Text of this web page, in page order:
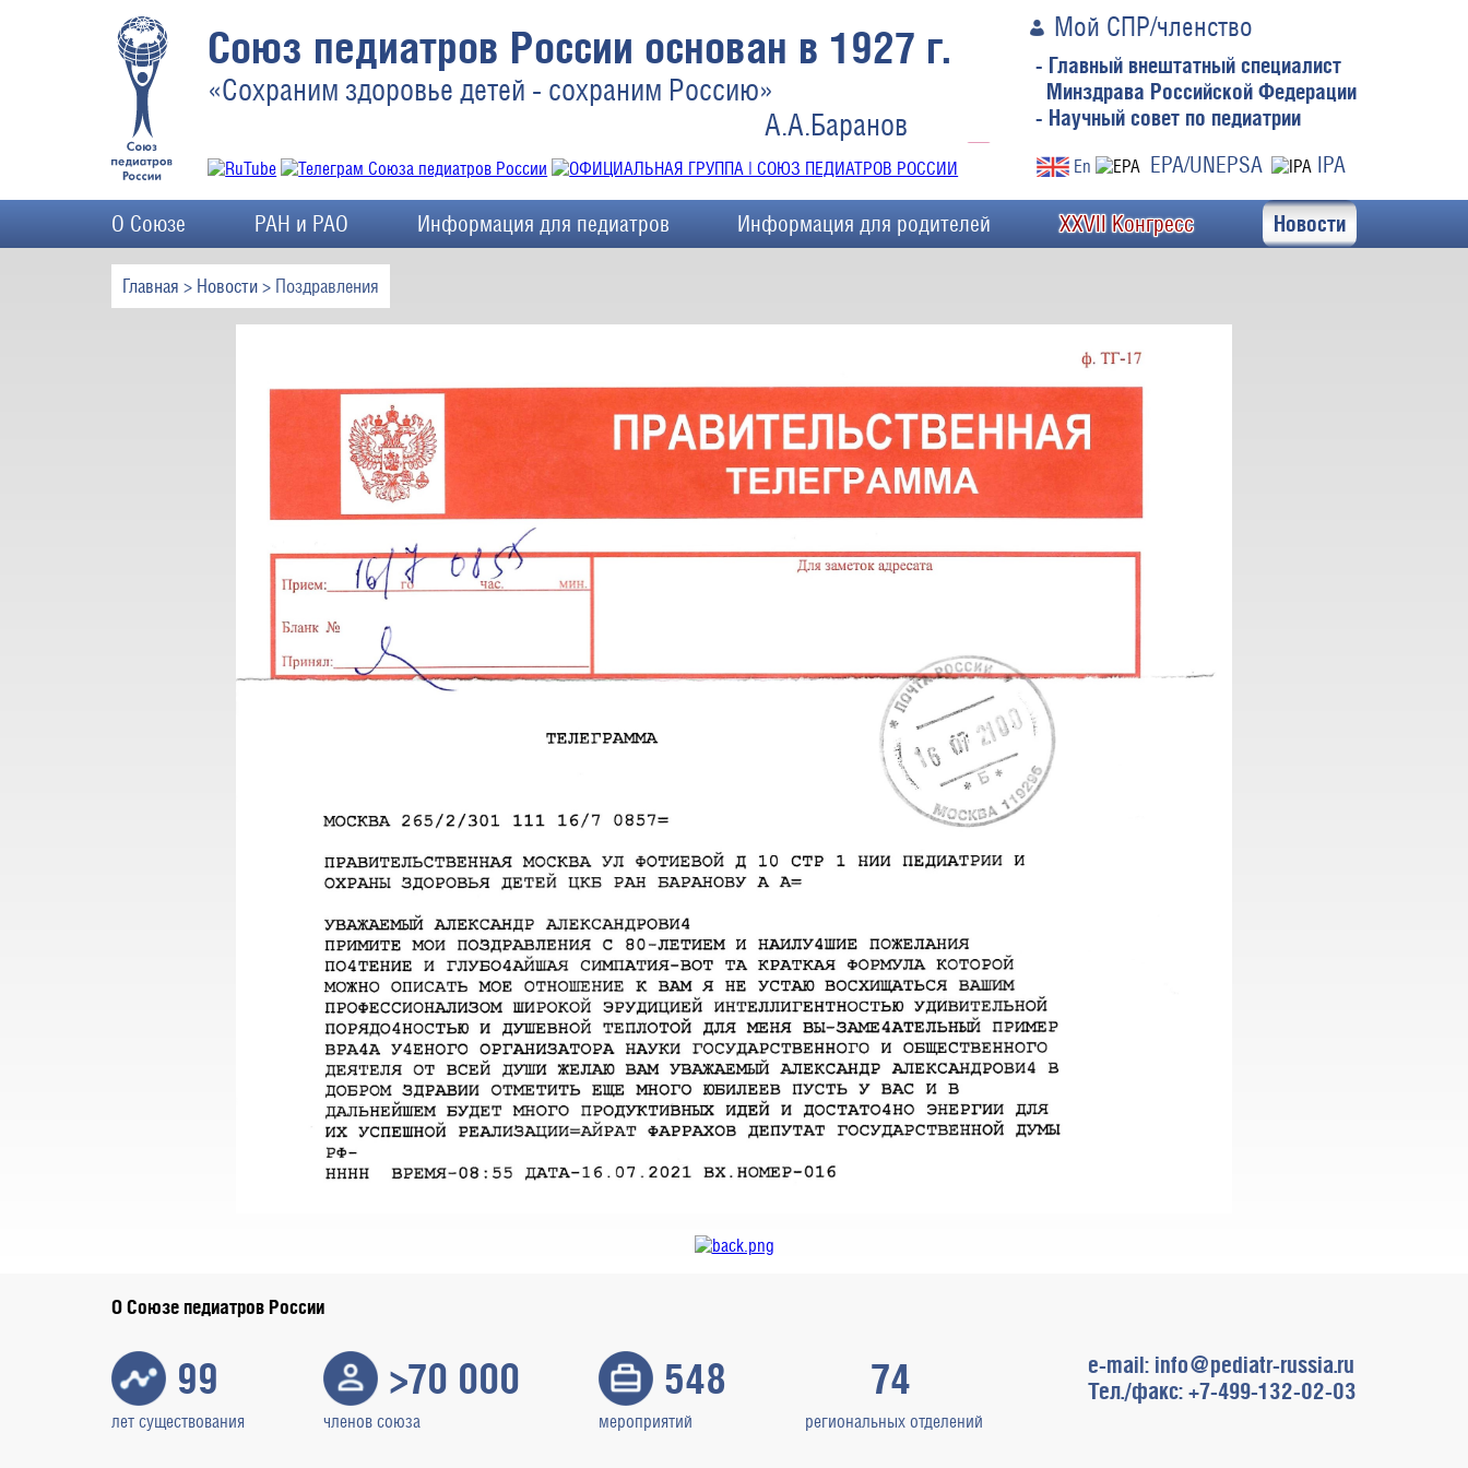
Союз педиатров России основан в 1927 г.
«Сохраним здоровье детей - сохраним Россию»
А.А.Баранов
Мой СПР/членство
- Главный внештатный специалист
Минздрава Российской Федерации
- Научный совет по педиатрии
En EPA/UNEPSA IPA
О Союзе РАН и РАО Информация для педиатров Информация для родителей XXVII Конгресс Новости
Главная > Новости > Поздравления
О Союзе педиатров России
99
лет существования
>70 000
членов союза
548
мероприятий
74
региональных отделений
e-mail: info@pediatr-russia.ru
Тел./факс: +7-499-132-02-03